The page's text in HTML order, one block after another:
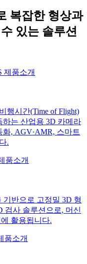
복잡한 형상과
있는 솔루션
행시간(Time of Flight)
하는 산업용 3D 카메라
, AGV·AMR, 스마트
.
기반으로 고정밀 3D 형
검사 솔루션으로, 머신
활용됩니다.